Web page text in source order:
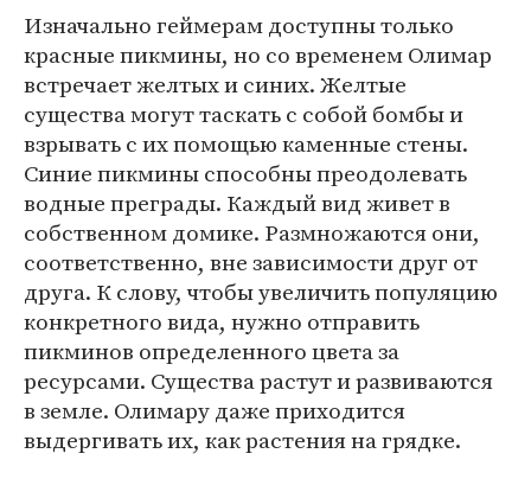
Изначально геймерам доступны только
красные пикмины, но со временем Олимар
встречает желтых и синих. Желтые
существа могут таскать с собой бомбы и
взрывать с их помощью каменные стены.
Синие пикмины способны преодолевать
водные преграды. Каждый вид живет в
собственном домике. Размножаются они,
соответственно, вне зависимости друг от
друга. К слову, чтобы увеличить популяцию
конкретного вида, нужно отправить
пикминов определенного цвета за
ресурсами. Существа растут и развиваются
в земле. Олимару даже приходится
выдергивать их, как растения на грядке.